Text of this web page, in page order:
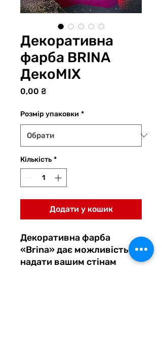
Декоративна
фарба BRINA
ДекоМІХ
0,00 ₴Ціна
Розмір упаковки *
Кількість *
Додати у кошик
Декоративна фарба
«Brina» дає можливість
надати вашим стінам